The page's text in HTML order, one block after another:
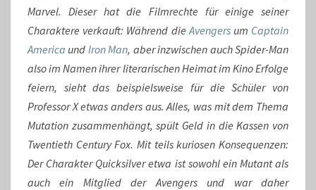
Marvel. Dieser hat die Filmrechte für einige seiner
Charaktere verkauft: Während dieAvengersum Captain
America und Iron Man, aber inzwischen auch Spider-Man
also im Namen ihrer literarischen Heimat im Kino Erfolge
feiern, sieht das beispielsweise für die Schüler von
Professor X etwas anders aus. Alles, was mit dem Thema
Mutation zusammenhängt, spült Geld in die Kassen von
Twentieth Century Fox. Mit teils kuriosen Konsequenzen:
Der Charakter Quicksilver etwa ist sowohl ein Mutant als
auch ein Mitglied der Avengers und war daher